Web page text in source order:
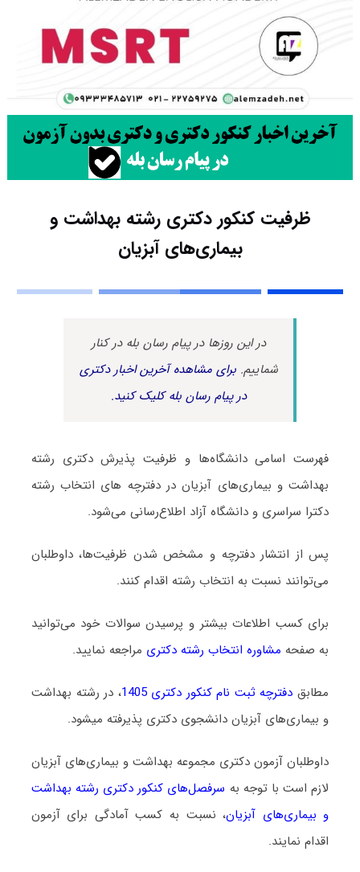
ظرفیت کنکور دکتری رشته ﺑﻬﺪاﺷﺖ و
ﺑﻴﻤﺎریﻫﺎی آﺑﺰﻳﺎن
در این روزها در پیام رسان بله در کنار
شماییم.برای مشاهده آخرین اخبار دکتری
در پیام رسان بله کلیک کنید.
فهرست اسامی دانشگاه‌ها و ظرفیت پذیرش دکتری رشته
ﺑﻬﺪاﺷﺖ و ﺑﻴﻤﺎریﻫﺎی آﺑﺰﻳﺎن در دفترچه های انتخاب رشته
دکترا سراسری و دانشگاه آزاد اطلاع‌رسانی می‌شود.
پس از انتشار دفترچه و مشخص شدن ظرفیت‌ها، داوطلبان
می‌توانند نسبت به انتخاب رشته اقدام کنند.
برای کسب اطلاعات بیشتر و پرسیدن سوالات خود می‌توانید
به صفحه مشاوره انتخاب رشته دکتری مراجعه نمایید.
مطابق دفترچه ثبت نام کنکور دکتری 1405
، در رشته ﺑﻬﺪاﺷﺖ
و ﺑﻴﻤﺎریﻫﺎی آﺑﺰﻳﺎن دانشجوی دکتری پذیرفته میشود.
داوطلبان آزمون دکتری مجموعه ﺑﻬﺪاﺷﺖ و ﺑﻴﻤﺎریﻫﺎی آﺑﺰﻳﺎن
لازم است با توجه به سرفصل‌های کنکور دکتری رشته ﺑﻬﺪاﺷﺖ
و ﺑﻴﻤﺎریﻫﺎی آﺑﺰﻳﺎن، نسبت به کسب آمادگی برای آزمون
اقدام نمایند.